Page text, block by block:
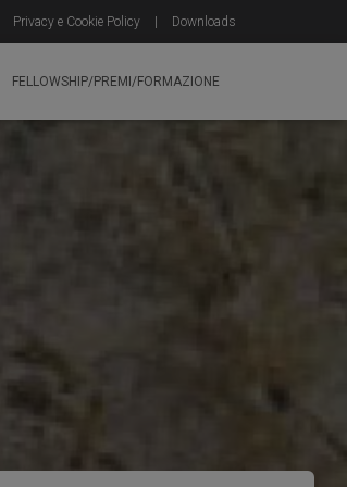
Privacy e Cookie Policy Downloads
FELLOWSHIP/PREMI/FORMAZIONE